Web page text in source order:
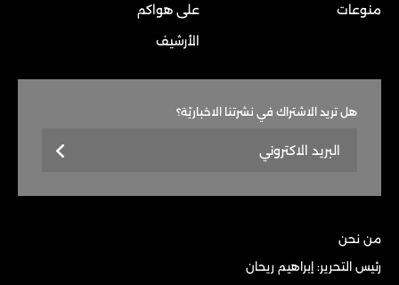
منوعات
على هواكم
الأرشيف
هل تريد الاشتراك في نشرتنا الاخباريّة؟
من نحن
رئيس التحرير: إبراهيم ريحان